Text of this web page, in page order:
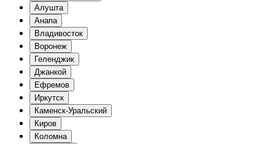
Алушта
Анапа
Владивосток
Воронеж
Геленджик
Джанкой
Ефремов
Иркутск
Каменск-Уральский
Киров
Коломна